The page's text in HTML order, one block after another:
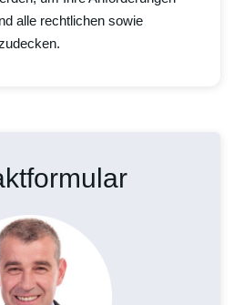
alle rechtlichen sowie